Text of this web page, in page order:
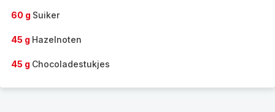
60 g Suiker
45 g Hazelnoten
45 g Chocoladestukjes